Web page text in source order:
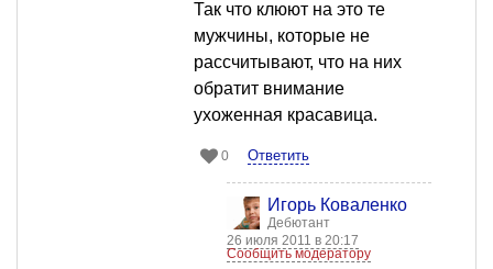
Так что клюют на это те
мужчины, которые не
рассчитывают, что на них
обратит внимание
ухоженная красавица.
0 Ответить
Игорь Коваленко
Дебютант
26 июля 2011 в 20:17
Сообщить модератору